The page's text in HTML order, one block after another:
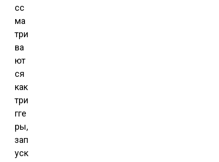
сс
ма
три
ва
ют
ся
как
три
гге
ры,
зап
уск